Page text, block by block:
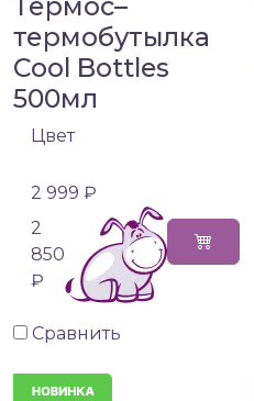
термобутылка
Cool Bottles
500мл
Цвет
2 999 ₽
2
850
₽
Сравнить